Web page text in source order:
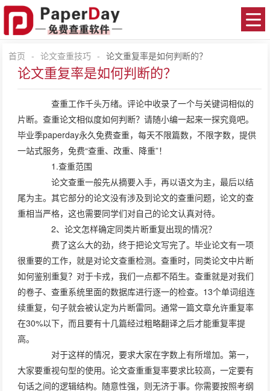
首页 - 论文查重技巧 - 论文重复率是如何判断的？
论文重复率是如何判断的？
查重工作千头万绪。评论中收录了一个与关键词相似的
片断。查重论文相似度如何判断？请随小编一起来一探究竟吧。
毕业季paperday永久免费查重，每天不限篇数，不限字数，提供
一站式服务，免费“查重、改重、降重”！
1.查重范围
论文查重一般先从摘要入手，再以语文为主，最后以结
尾为主。其它部分的论文没有涉及到论文的查重问题，论文的查
重相当严格，这也需要同学们对自己的论文认真对待。
2、论文怎样确定同类片断重复出现的情况？
费了这么大的劲，终于把论文写完了。毕业论文有一项
很重要的工作，就是对论文查重检测。查重时，同类论文中片断
如何鉴别重复？对于卡戎，我们一点都不陌生。查重就是对我们
的卷子、查重系统里面的数据库进行逐一的检查。13个单词组连
续重复，句子就会被认定为片断雷同。通常一篇文章允许重复率
在30%以下，而且要有十几篇经过粗略翻译之后才能重复率提
高。
对于这样的情况，要求大家在字数上有所增加。第一，
大家要重视句型的使用。论文查重重复率要求比较高，一定要有
句话之间的逻辑结构。随意性强，则无济于事。你需要按照考纲